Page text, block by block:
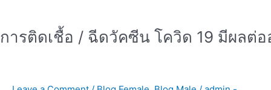
การติดเชื้อ / ฉีดวัคซีน โควิด 19 มีผลต่อ
เชื้อ